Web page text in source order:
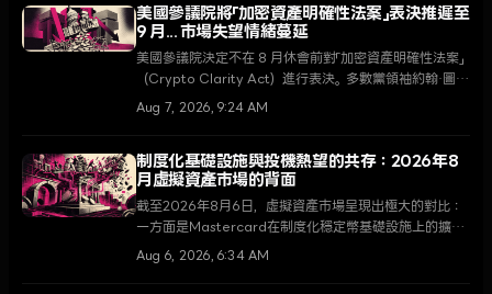
美國參議院將「加密資產明確性法案」表決推遲至
9 月... 市場失望情緒蔓延
美國參議院決定不在 8 月休會前對「加密資產明確性法案」
（Crypto Clarity Act）進行表決。多數黨領袖約翰·圖恩
（John Thune）承諾將在 9 月復會後將其列為首要任
Aug 7, 2026, 9:24 AM
制度化基礎設施與投機熱望的共存：2026年8
月虛擬資產市場的背面
截至2026年8月6日，虛擬資產市場呈現出極大的對比：
一方面是Mastercard在制度化穩定幣基礎設施上的擴
張，另一方面是以Robinhood Chain為中心的散戶投資
Aug 6, 2026, 6:34 AM